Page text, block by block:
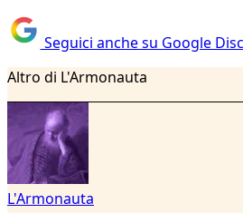
Seguici anche su Google
Altro di L'Armonauta
L'Armonauta